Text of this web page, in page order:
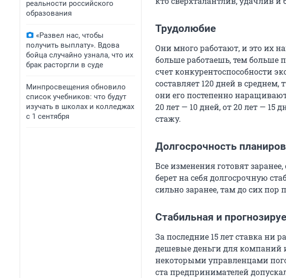
реальности российского
образования
«Развел нас, чтобы
получить выплату». Вдова
бойца случайно узнала, что их
брак расторгли в суде
Минпросвещения обновило
список учебников: что будут
изучать в школах и колледжах
с 1 сентября
Трудолюбие
Они много работают, и это их
больше работаешь, тем больше
счет конкурентоспособности
составляет 120 дней в
они его постепенно
20 лет — 10 дней, от 20 лет — 15
стажу.
Долгосрочность
Все изменения готовят
берет на себя долгосрочную
сильно заранее, там до сих пор
Стабильная и
За последние 15 лет ставка ни
дешевые деньги для компаний
некоторыми управленцами
ста предпринимателей